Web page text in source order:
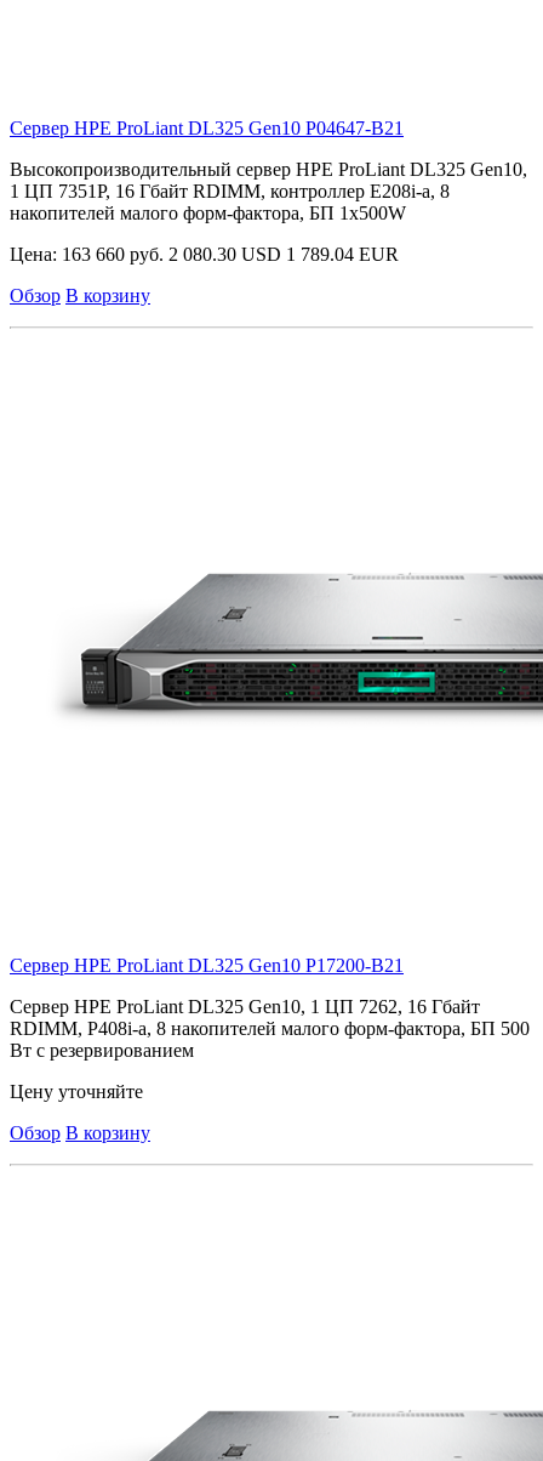
Сервер HPE ProLiant DL325 Gen10 P04647-B21
Высокопроизводительный сервер HPE ProLiant DL325 Gen10,
1 ЦП 7351P, 16 Гбайт RDIMM, контроллер E208i-a, 8
накопителей малого форм-фактора, БП 1x500W
Цена: 163 660 руб. 2 080.30 USD 1 789.04 EUR
Обзор В корзину
Сервер HPE ProLiant DL325 Gen10 P17200-B21
Сервер HPE ProLiant DL325 Gen10, 1 ЦП 7262, 16 Гбайт
RDIMM, P408i-a, 8 накопителей малого форм-фактора, БП 500
Вт с резервированием
Цену уточняйте
Обзор В корзину